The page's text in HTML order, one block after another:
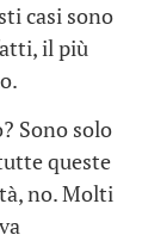
casi sono
il più
Sono solo
queste
no. Molti